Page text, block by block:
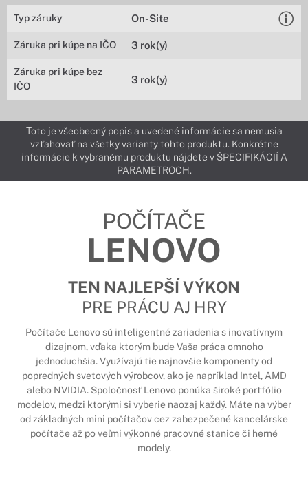
Typ záruky On-Site
Záruka pri kúpe na IČO 3 rok(y)
Záruka pri kúpe bez
IČO
3 rok(y)
Toto je všeobecný popis a uvedené informácie sa nemusia
vzťahovať na všetky varianty tohto produktu. Konkrétne
informácie k vybranému produktu nájdete v ŠPECIFIKÁCIÍ A
PARAMETROCH.
POČÍTAČE
LENOVO
TEN NAJLEPŠÍ VÝKON
PRE PRÁCU AJ HRY
Počítače Lenovo sú inteligentné zariadenia s inovatívnym
dizajnom, vďaka ktorým bude Vaša práca omnoho
jednoduchšia. Využívajú tie najnovšie komponenty od
popredných svetových výrobcov, ako je napríklad Intel, AMD
alebo NVIDIA. Spoločnosť Lenovo ponúka široké portfólio
modelov, medzi ktorými si vyberie naozaj každý. Máte na výber
od základných mini počítačov cez zabezpečené kancelárske
počítače až po veľmi výkonné pracovné stanice či herné
modely.